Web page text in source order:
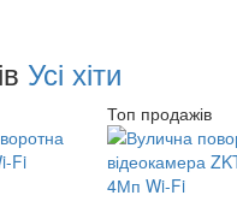
Усі хіти
Топ продажів